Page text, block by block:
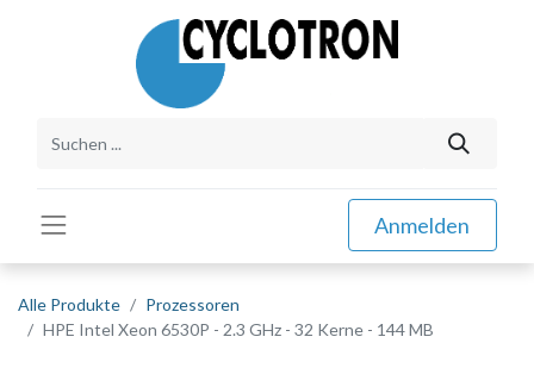
Anmelden
Alle Produkte
Prozessoren
HPE Intel Xeon 6530P - 2.3 GHz - 32 Kerne - 144 MB